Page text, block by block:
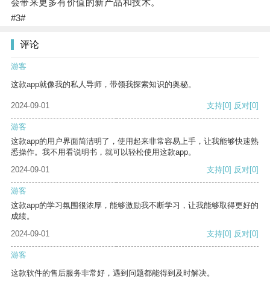
会带来更多有价值的新产品和技术。
#3#
评论
游客
这款app就像我的私人导师，带领我探索知识的奥秘。
2024-09-01 支持[0] 反对[0]
游客
这款app的用户界面简洁明了，使用起来非常容易上手，让我能够快速熟
悉操作。我不用看说明书，就可以轻松使用这款app。
2024-09-01
支持[0] 反对[0]
游客
这款app的学习氛围很浓厚，能够激励我不断学习，让我能够取得更好的
成绩。
2024-09-01
支持[0] 反对[0]
游客
这款软件的售后服务非常好，遇到问题都能得到及时解决。